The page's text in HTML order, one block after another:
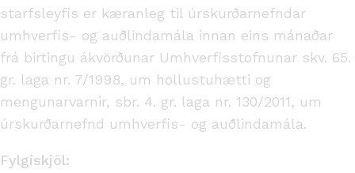
starfsleyfis er kæranleg til úrskurðarnefndar
umhverfis- og auðlindamála innan eins mánaðar
frá birtingu ákvörðunar Umhverfisstofnunar skv. 65.
gr. laga nr. 7/1998, um hollustuhætti og
mengunarvarnir, sbr. 4. gr. laga nr. 130/2011, um
úrskurðarnefnd umhverfis- og auðlindamála.
Fylgiskjöl: